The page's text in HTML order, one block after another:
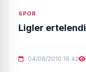
SPOR
Ligler ertelendi
04/08/2010 16:42